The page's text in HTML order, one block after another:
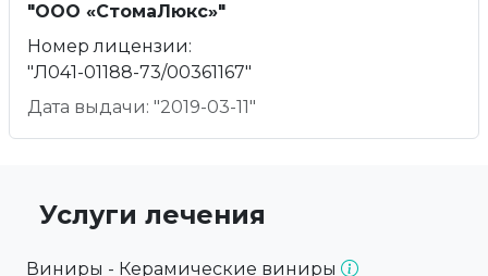
"ООО «СтомаЛюкс»"
Номер лицензии:
"Л041-01188-73/00361167"
Дата выдачи: "2019-03-11"
Услуги лечения
Виниры - Керамические виниры